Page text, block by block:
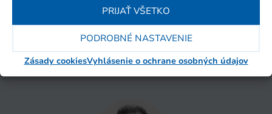
PRIJAŤ VŠETKO
PODROBNÉ NASTAVENIE
Zásady cookiesVyhlásenie o ochrane osobných údajov
Kontaktujte nás
Predajný tím